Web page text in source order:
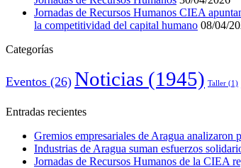
Jornadas de Recursos Humanos CIEA
la competitividad del capital humano 08/04/
Categorías
Eventos (26) Noticias (1945) Taller (1)
Entradas recientes
Gremios empresariales de Aragua analizaron
Industrias de Aragua suman esfuerzos
Jornadas de Recursos Humanos de la CIEA